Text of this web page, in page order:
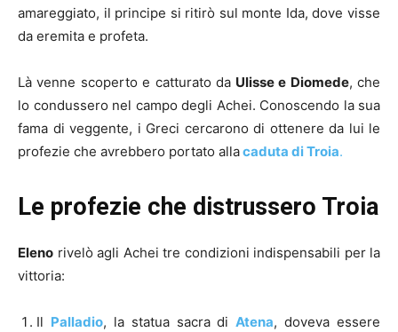
amareggiato, il principe si ritirò sul monte Ida, dove visse
da eremita e profeta.
Là venne scoperto e catturato da Ulisse e Diomede, che
lo condussero nel campo degli Achei. Conoscendo la sua
fama di veggente, i Greci cercarono di ottenere da lui le
profezie che avrebbero portato allacaduta di Troia.
Le profezie che distrussero Troia
Eleno rivelò agli Achei tre condizioni indispensabili per la
vittoria:
Il Palladio, la statua sacra diAtena, doveva essere